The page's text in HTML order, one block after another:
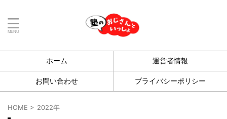
ホーム 運営者情報
お問い合わせ プライバシーポリシー
HOME > 2022年